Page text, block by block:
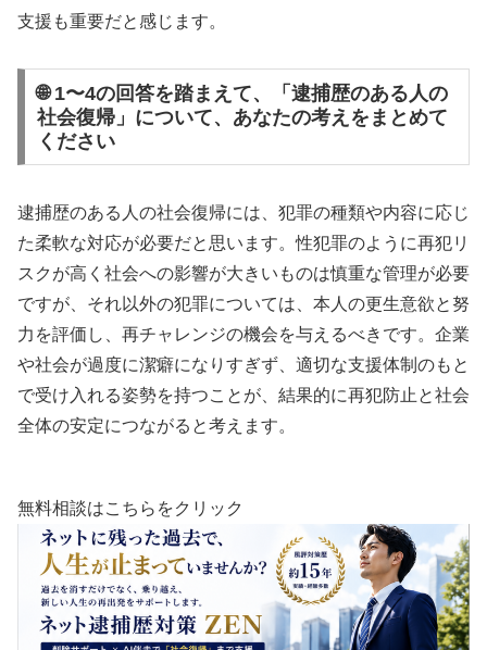
支援も重要だと感じます。
🌐 1〜4の回答を踏まえて、「逮捕歴のある人の
社会復帰」について、あなたの考えをまとめて
ください
逮捕歴のある人の社会復帰には、犯罪の種類や内容に応じ
た柔軟な対応が必要だと思います。性犯罪のように再犯リ
スクが高く社会への影響が大きいものは慎重な管理が必要
ですが、それ以外の犯罪については、本人の更生意欲と努
力を評価し、再チャレンジの機会を与えるべきです。企業
や社会が過度に潔癖になりすぎず、適切な支援体制のもと
で受け入れる姿勢を持つことが、結果的に再犯防止と社会
全体の安定につながると考えます。
無料相談はこちらをクリック